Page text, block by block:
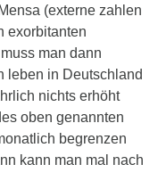
(externe zahlen
exorbitanten
man dann
leben in Deutschland
nichts erhöht
oben genannten
begrenzen
kann man mal nach